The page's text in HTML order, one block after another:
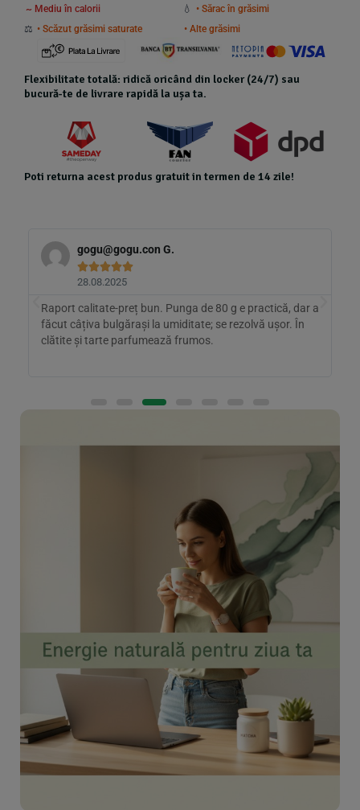
~ Mediu în calorii
💧
• Sărac în grăsimi
⚖️ • Scăzut grăsimi saturate • Alte grăsimi
Flexibilitate totală: ridică oricând din locker (24/7) sau
bucură-te de livrare rapidă la ușa ta.
Poti returna acest produs gratuit in termen de 14 zile!
gogu@gogu.con G.

28.08.2025
Raport calitate-preț bun. Punga de 80 g e practică, dar a
făcut câțiva bulgărași la umiditate; se rezolvă ușor. În
clătite și tarte parfumează frumos.